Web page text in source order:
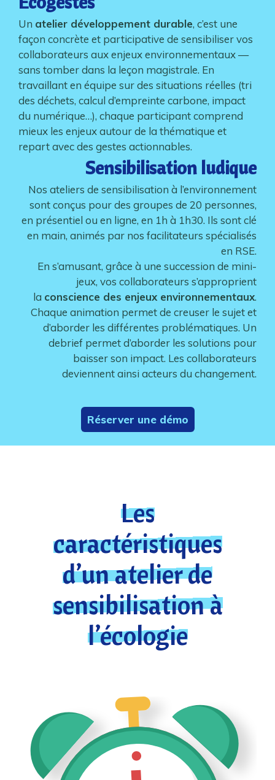
Un atelier développement durable, c’est une
façon concrète et participative de sensibiliser vos
collaborateurs aux enjeux environnementaux —
sans tomber dans la leçon magistrale. En
travaillant en équipe sur des situations réelles (tri
des déchets, calcul d’empreinte carbone, impact
du numérique…), chaque participant comprend
mieux les enjeux autour de la thématique et
repart avec des gestes actionnables.
Sensibilisation ludique
Nos ateliers de sensibilisation à l’environnement
sont conçus pour des groupes de 20 personnes,
en présentiel ou en ligne, en 1h à 1h30. Ils sont clé
en main, animés par nos facilitateurs spécialisés
en RSE.
En s’amusant, grâce à une succession de mini-
jeux, vos collaborateurs s’approprient
la conscience des enjeux environnementaux.
Chaque animation permet de creuser le sujet et
d’aborder les différentes problématiques. Un
debrief permet d’aborder les solutions pour
baisser son impact. Les collaborateurs
deviennent ainsi acteurs du changement.
Réserver une démo
Les
caractéristiques
d’un atelier de
sensibilisation à
l’écologie